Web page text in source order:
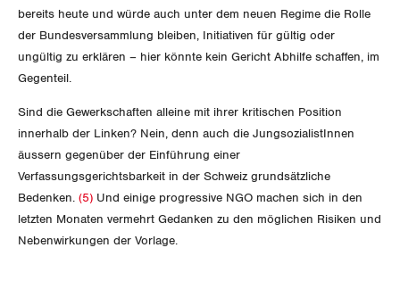
bereits heute und würde auch unter dem neuen Regime die Rolle
der Bundesversammlung bleiben, Initiativen für gültig oder
ungültig zu erklären – hier könnte kein Gericht Abhilfe schaffen, im
Gegenteil.
Sind die Gewerkschaften alleine mit ihrer kritischen Position
innerhalb der Linken? Nein, denn auch die JungsozialistInnen
äussern gegenüber der Einführung einer
Verfassungsgerichtsbarkeit in der Schweiz grundsätzliche
Bedenken. (5) Und einige progressive NGO machen sich in den
letzten Monaten vermehrt Gedanken zu den möglichen Risiken und
Nebenwirkungen der Vorlage.